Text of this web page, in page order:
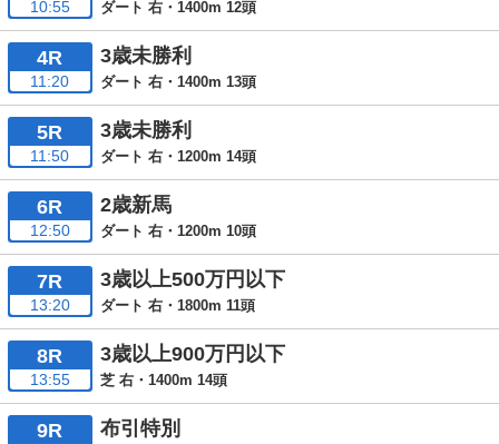
10:55 ダート 右・1400m 12頭
4R
11:20
3歳未勝利
ダート 右・1400m 13頭
5R
11:50
3歳未勝利
ダート 右・1200m 14頭
6R
12:50
2歳新馬
ダート 右・1200m 10頭
7R
13:20
3歳以上500万円以下
ダート 右・1800m 11頭
8R
13:55
3歳以上900万円以下
芝 右・1400m 14頭
9R 布引特別